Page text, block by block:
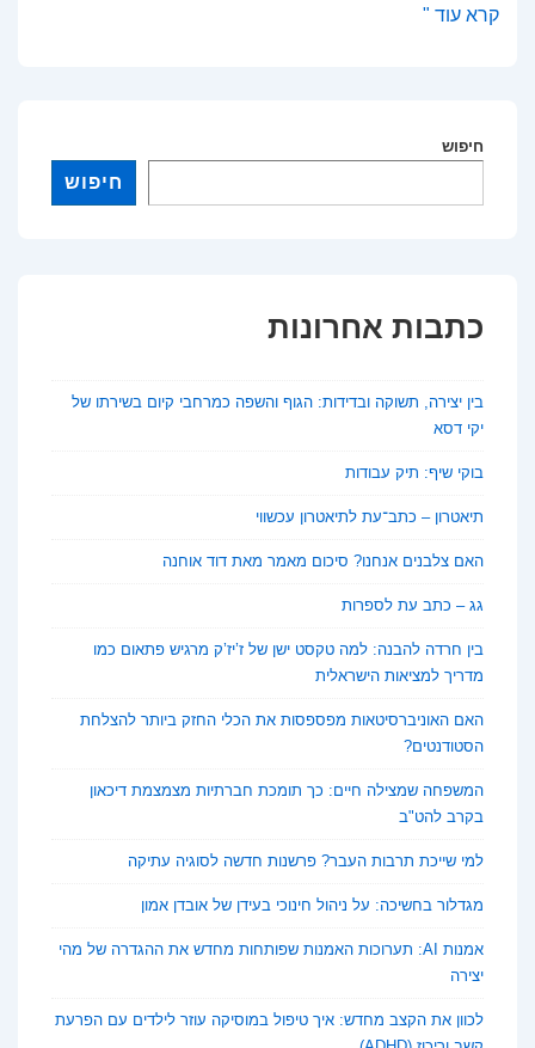
אמנות
שפותחות
מהי
קרא עוד "
חיפוש
חיפוש
כתבות אחרונות
בין יצירה, תשוקה ובדידות: הגוף והשפה כמרחבי קיום בשירתו של
יקי דסא
בוקי שיף: תיק עבודות
תיאטרון – כתב־עת לתיאטרון עכשווי
האם צלבנים אנחנו? סיכום מאמר מאת דוד אוחנה
גג – כתב עת לספרות
בין חרדה להבנה: למה טקסט ישן של ז’יז’ק מרגיש פתאום כמו
מדריך למציאות הישראלית
האם האוניברסיטאות מפספסות את הכלי החזק ביותר להצלחת
הסטודנטים?
המשפחה שמצילה חיים: כך תומכת חברתיות מצמצמת דיכאון
בקרב להט"ב
למי שייכת תרבות העבר? פרשנות חדשה לסוגיה עתיקה
מגדלור בחשיכה: על ניהול חינוכי בעידן של אובדן אמון
אמנות AI: תערוכות האמנות שפותחות מחדש את ההגדרה של מהי
יצירה
לכוון את הקצב מחדש: איך טיפול במוסיקה עוזר לילדים עם הפרעת